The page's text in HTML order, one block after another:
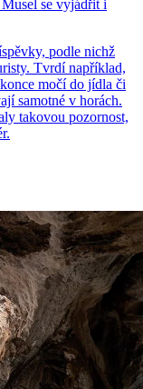
se vyjádřit i
podle nichž
Tvrdí například,
močí do jídla či
samotné v horách.
takovou pozornost,